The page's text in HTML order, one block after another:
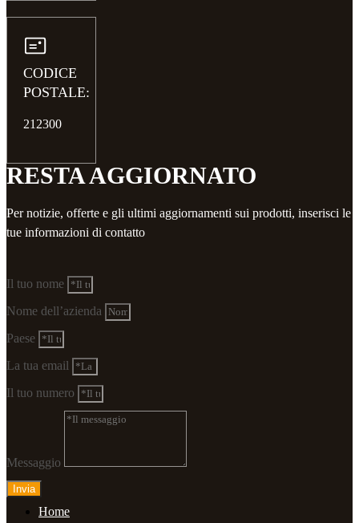
CODICE
POSTALE:
212300
RESTA AGGIORNATO
Per notizie, offerte e gli ultimi aggiornamenti sui prodotti, inserisci le
tue informazioni di contatto
Il tuo nome
Nome dell’azienda
Paese
La tua email
Il tuo numero
Messaggio
Invia
Home